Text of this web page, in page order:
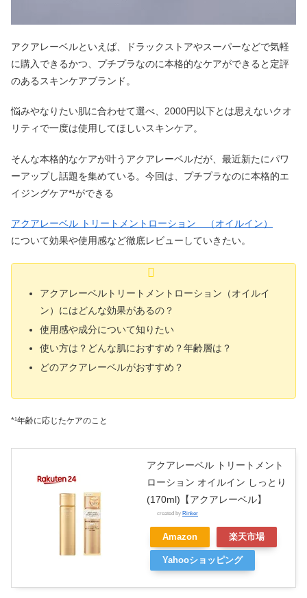
アクアレーベルといえば、ドラックストアやスーパーなどで気軽
に購入できるかつ、プチプラなのに本格的なケアができると定評
のあるスキンケアブランド。
悩みやなりたい肌に合わせて選べ、2000円以下とは思えないクオ
リティで一度は使用してほしいスキンケア。
そんな本格的なケアが叶うアクアレーベルだが、最近新たにパワ
ーアップし話題を集めている。今回は、プチプラなのに本格的エ
イジングケア*¹ができる
アクアレーベル トリートメントローション （オイルイン）
について効果や使用感など徹底レビューしていきたい。
アクアレーベルトリートメントローション（オイルイ
ン）にはどんな効果があるの？
使用感や成分について知りたい
使い方は？どんな肌におすすめ？年齢層は？
どのアクアレーベルがおすすめ？
*¹年齢に応じたケアのこと
アクアレーベル トリートメント
ローション オイルイン しっとり
(170ml)【アクアレーベル】
created by Rinker
Amazon 楽天市場
Yahooショッピング